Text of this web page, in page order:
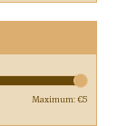
Maximum: €5